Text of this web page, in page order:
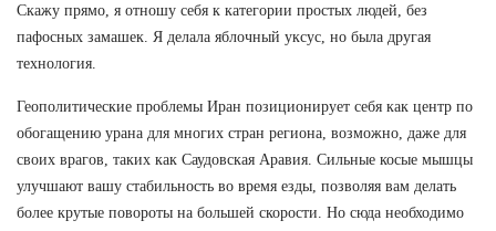
Скажу прямо, я отношу себя к категории простых людей, без
пафосных замашек. Я делала яблочный уксус, но была другая
технология.
Геополитические проблемы Иран позиционирует себя как центр по
обогащению урана для многих стран региона, возможно, даже для
своих врагов, таких как Саудовская Аравия. Сильные косые мышцы
улучшают вашу стабильность во время езды, позволяя вам делать
более крутые повороты на большей скорости. Но сюда необходимо